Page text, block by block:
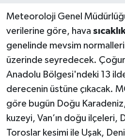
Meteoroloji Genel
verilerine göre, hava
genelinde mevsim
üzerinde seyredecek.
Anadolu Bölgesi'ndeki 13 ilde
derecenin üstüne çıkacak.
göre bugün Doğu
kuzeyi, Van’ın doğu ilçeleri,
Toroslar kesimi ile Uşak,